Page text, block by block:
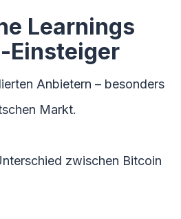
Learnings
Einsteiger
Anbietern – besonders
Markt.
zwischen Bitcoin